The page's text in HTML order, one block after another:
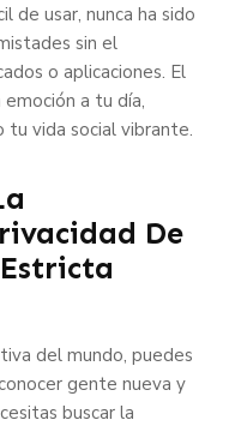
de usar, nunca ha sido
sin el
o aplicaciones. El
a tu día,
vida social vibrante.
De
del mundo, puedes
gente nueva y
buscar la